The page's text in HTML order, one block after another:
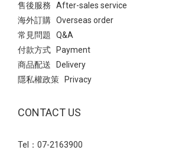
售後服務 After-sales service
海外訂購 Overseas order
常見問題 Q&A
付款方式 Payment
商品配送 Delivery
隱私權政策 Privacy
CONTACT US
Tel：07-2163900